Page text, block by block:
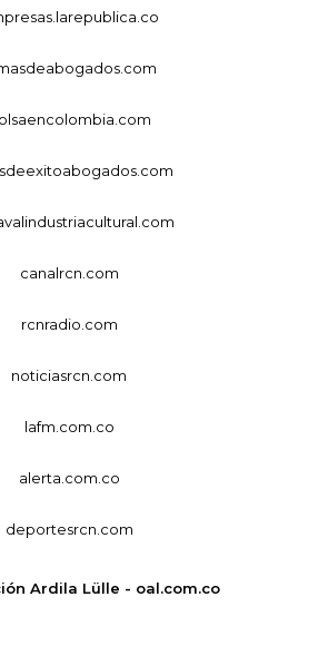
canalrcn.com
rcnradio.com
noticiasrcn.com
lafm.com.co
alerta.com.co
deportesrcn.com
Ardila Lülle - oal.com.co